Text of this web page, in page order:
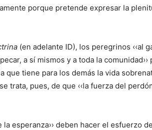
porque pretende expresar la
(en adelante ID), los peregrinos ‹‹al
a sí mismos y a toda la comunidad››
tiene para los demás la vida
trata, pues, de que ‹‹la fuerza del
deben hacer el esfuerzo de